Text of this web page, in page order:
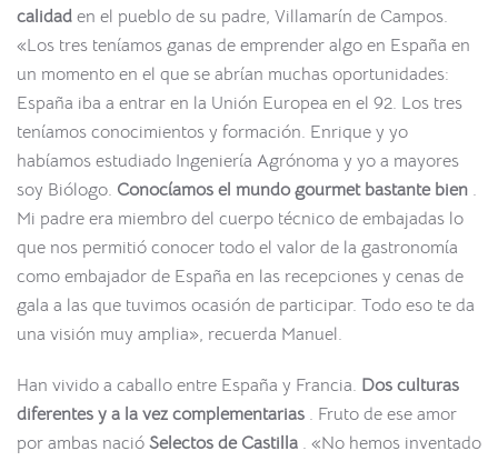
calidad en el pueblo de su padre, Villamarín de Campos.
«Los tres teníamos ganas de emprender algo en España en
un momento en el que se abrían muchas oportunidades:
España iba a entrar en la Unión Europea en el 92. Los tres
teníamos conocimientos y formación. Enrique y yo
habíamos estudiado Ingeniería Agrónoma y yo a mayores
soy Biólogo. Conocíamos el mundo gourmet bastante bien .
Mi padre era miembro del cuerpo técnico de embajadas lo
que nos permitió conocer todo el valor de la gastronomía
como embajador de España en las recepciones y cenas de
gala a las que tuvimos ocasión de participar. Todo eso te da
una visión muy amplia», recuerda Manuel.
Han vivido a caballo entre España y Francia. Dos culturas
diferentes y a la vez complementarias . Fruto de ese amor
por ambas nació Selectos de Castilla . «No hemos inventado